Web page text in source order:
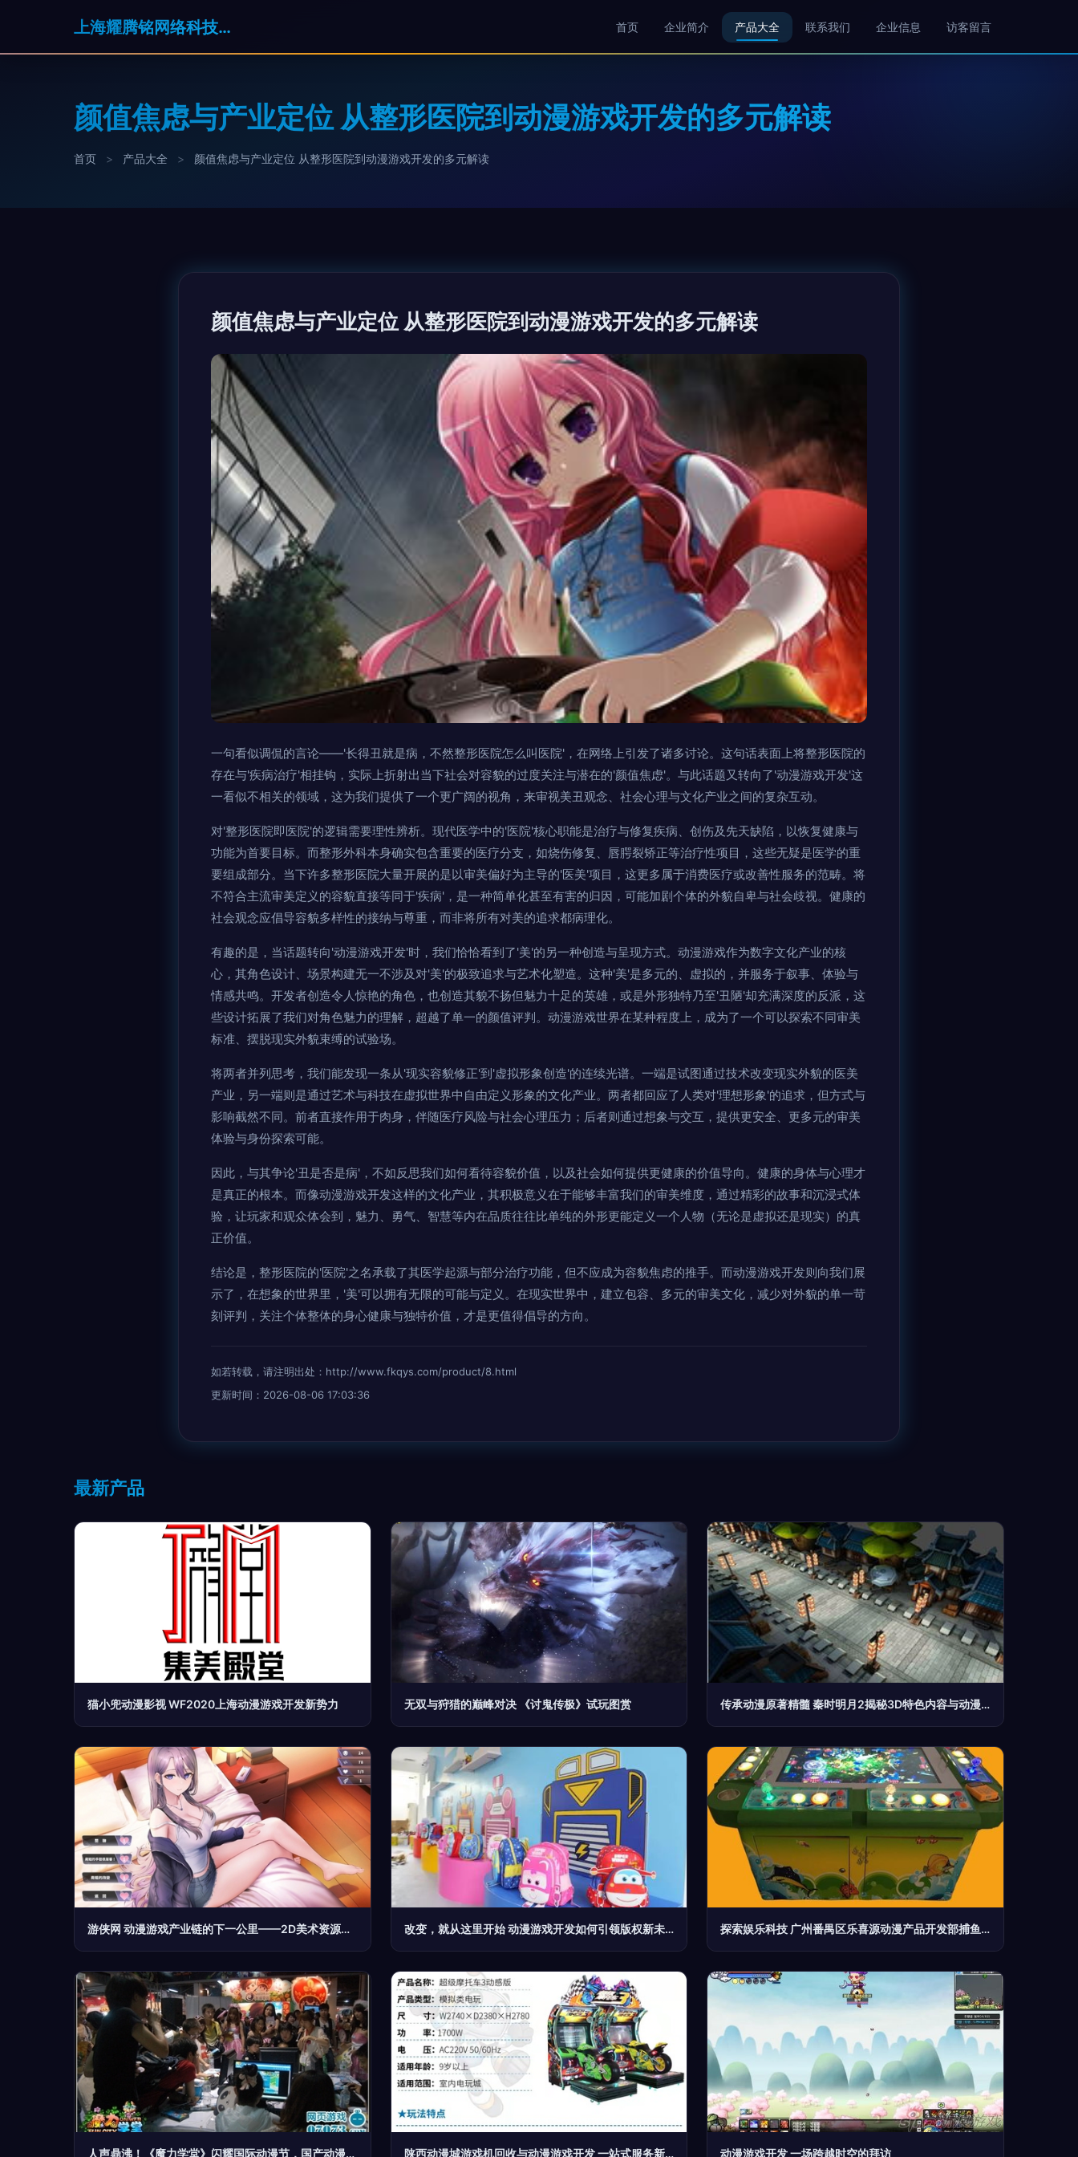
上海耀腾铭网络科技有限公司 首页 企业简介 产品大全 联系我们 企业信息 访客留言
颜值焦虑与产业定位 从整形医院到动漫游戏开发的多元解读
首页 > 产品大全 > 颜值焦虑与产业定位 从整形医院到动漫游戏开发的多元解读
颜值焦虑与产业定位 从整形医院到动漫游戏开发的多元解读
一句看似调侃的言论——'长得丑就是病，不然整形医院怎么叫医院'，在网络上引发了诸多讨论。这句话表面上将整形医院的
存在与'疾病治疗'相挂钩，实际上折射出当下社会对容貌的过度关注与潜在的'颜值焦虑'。与此话题又转向了'动漫游戏开发'这
一看似不相关的领域，这为我们提供了一个更广阔的视角，来审视美丑观念、社会心理与文化产业之间的复杂互动。
对'整形医院即医院'的逻辑需要理性辨析。现代医学中的'医院'核心职能是治疗与修复疾病、创伤及先天缺陷，以恢复健康与
功能为首要目标。而整形外科本身确实包含重要的医疗分支，如烧伤修复、唇腭裂矫正等治疗性项目，这些无疑是医学的重
要组成部分。当下许多整形医院大量开展的是以审美偏好为主导的'医美'项目，这更多属于消费医疗或改善性服务的范畴。将
不符合主流审美定义的容貌直接等同于'疾病'，是一种简单化甚至有害的归因，可能加剧个体的外貌自卑与社会歧视。健康的
社会观念应倡导容貌多样性的接纳与尊重，而非将所有对美的追求都病理化。
有趣的是，当话题转向'动漫游戏开发'时，我们恰恰看到了'美'的另一种创造与呈现方式。动漫游戏作为数字文化产业的核
心，其角色设计、场景构建无一不涉及对'美'的极致追求与艺术化塑造。这种'美'是多元的、虚拟的，并服务于叙事、体验与
情感共鸣。开发者创造令人惊艳的角色，也创造其貌不扬但魅力十足的英雄，或是外形独特乃至'丑陋'却充满深度的反派，这
些设计拓展了我们对角色魅力的理解，超越了单一的颜值评判。动漫游戏世界在某种程度上，成为了一个可以探索不同审美
标准、摆脱现实外貌束缚的试验场。
将两者并列思考，我们能发现一条从'现实容貌修正'到'虚拟形象创造'的连续光谱。一端是试图通过技术改变现实外貌的医美
产业，另一端则是通过艺术与科技在虚拟世界中自由定义形象的文化产业。两者都回应了人类对'理想形象'的追求，但方式与
影响截然不同。前者直接作用于肉身，伴随医疗风险与社会心理压力；后者则通过想象与交互，提供更安全、更多元的审美
体验与身份探索可能。
因此，与其争论'丑是否是病'，不如反思我们如何看待容貌价值，以及社会如何提供更健康的价值导向。健康的身体与心理才
是真正的根本。而像动漫游戏开发这样的文化产业，其积极意义在于能够丰富我们的审美维度，通过精彩的故事和沉浸式体
验，让玩家和观众体会到，魅力、勇气、智慧等内在品质往往比单纯的外形更能定义一个人物（无论是虚拟还是现实）的真
正价值。
结论是，整形医院的'医院'之名承载了其医学起源与部分治疗功能，但不应成为容貌焦虑的推手。而动漫游戏开发则向我们展
示了，在想象的世界里，'美'可以拥有无限的可能与定义。在现实世界中，建立包容、多元的审美文化，减少对外貌的单一苛
刻评判，关注个体整体的身心健康与独特价值，才是更值得倡导的方向。
如若转载，请注明出处：http://www.fkqys.com/product/8.html
更新时间：2026-08-06 17:03:36
最新产品
猫小兜动漫影视 WF2020上海动漫游戏开发新势力 无双与狩猎的巅峰对决 《讨鬼传极》试玩图赏 传承动漫原著精髓 秦时明月2揭秘3D特色内容与动漫游戏开发的艺术
游侠网 动漫游戏产业链的下一公里——2D美术资源向3D引擎的内容游荡 改变，就从这里开始 动漫游戏开发如何引领版权新未来 探索娱乐科技 广州番禺区乐喜源动漫产品开发部捕鱼机全解析
人声鼎沸！《魔力学堂》闪耀国际动漫节，国产动漫游戏开发引热潮 陕西动漫城游戏机回收与动漫游戏开发 一站式服务新生态 动漫游戏开发 一场跨越时空的拜访